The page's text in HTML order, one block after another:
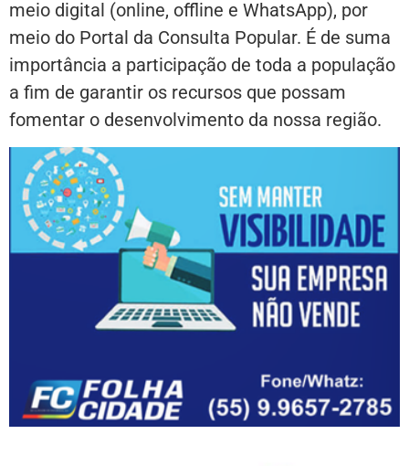
meio digital (online, offline e WhatsApp), por
meio do Portal da Consulta Popular. É de suma
importância a participação de toda a população
a fim de garantir os recursos que possam
fomentar o desenvolvimento da nossa região.